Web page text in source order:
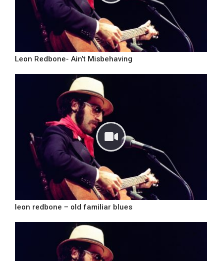
Leon Redbone- Ain’t Misbehaving
leon redbone – old familiar blues